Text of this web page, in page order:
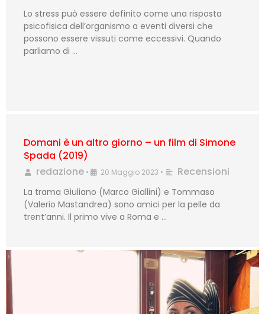
Lo stress può essere definito come una risposta
psicofisica dell’organismo a eventi diversi che
possono essere vissuti come eccessivi. Quando
parliamo di …
Domani è un altro giorno – un film di Simone
Spada (2019)
redazione • 20 Maggio 2023 • Recensioni
La trama Giuliano (Marco Giallini) e Tommaso
(Valerio Mastandrea) sono amici per la pelle da
trent’anni. Il primo vive a Roma e …